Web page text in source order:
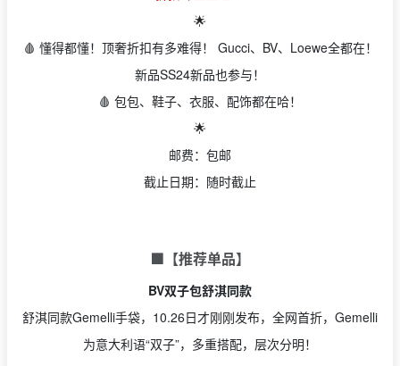
🌟
🩸 懂得都懂！顶奢折扣有多难得！ Gucci、BV、Loewe全都在！
新品SS24新品也参与！
🩸 包包、鞋子、衣服、配饰都在哈！
🌟
邮费：包邮
截止日期：随时截止
🟩【推荐单品】
BV双子包舒淇同款
舒淇同款Gemelli手袋，10.26日才刚刚发布，全网首折，Gemelli
为意大利语“双子”，多重搭配，层次分明！